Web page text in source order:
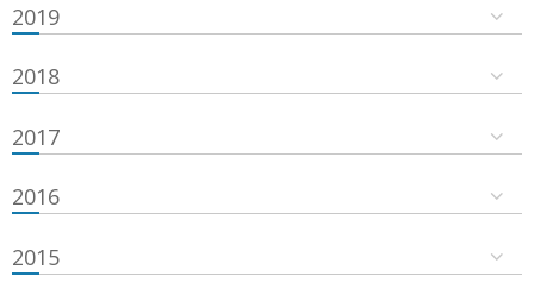
2019
2018
2017
2016
2015